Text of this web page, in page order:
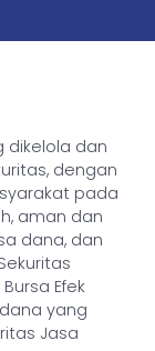
dikelola dan
dengan
pada
aman dan
dana, dan
Efek
yang
Jasa